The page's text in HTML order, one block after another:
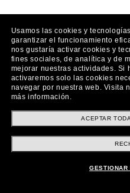
Usamos las cookies y
garantizar el funcionamiento
nos gustaría activar cookies y
fines sociales, de analítica y de
mejorar nuestras actividades. Si
activaremos solo las cookies
navegar por nuestra web. Visita
más información.
ACEPTAR